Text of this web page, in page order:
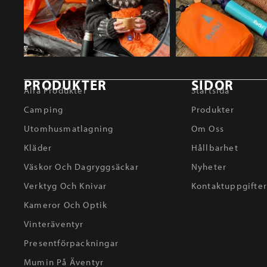
PRODUKTER
Alla Produkter
Camping
Utomhusmatlagning
Kläder
Väskor Och Dagryggsäckar
Verktyg Och Knivar
Kameror Och Optik
Vinteräventyr
Presentförpackningar
Mumin På Äventyr
SIDOR
Startsida
Produkter
Om Oss
Hållbarhet
Nyheter
Kontaktuppgifter